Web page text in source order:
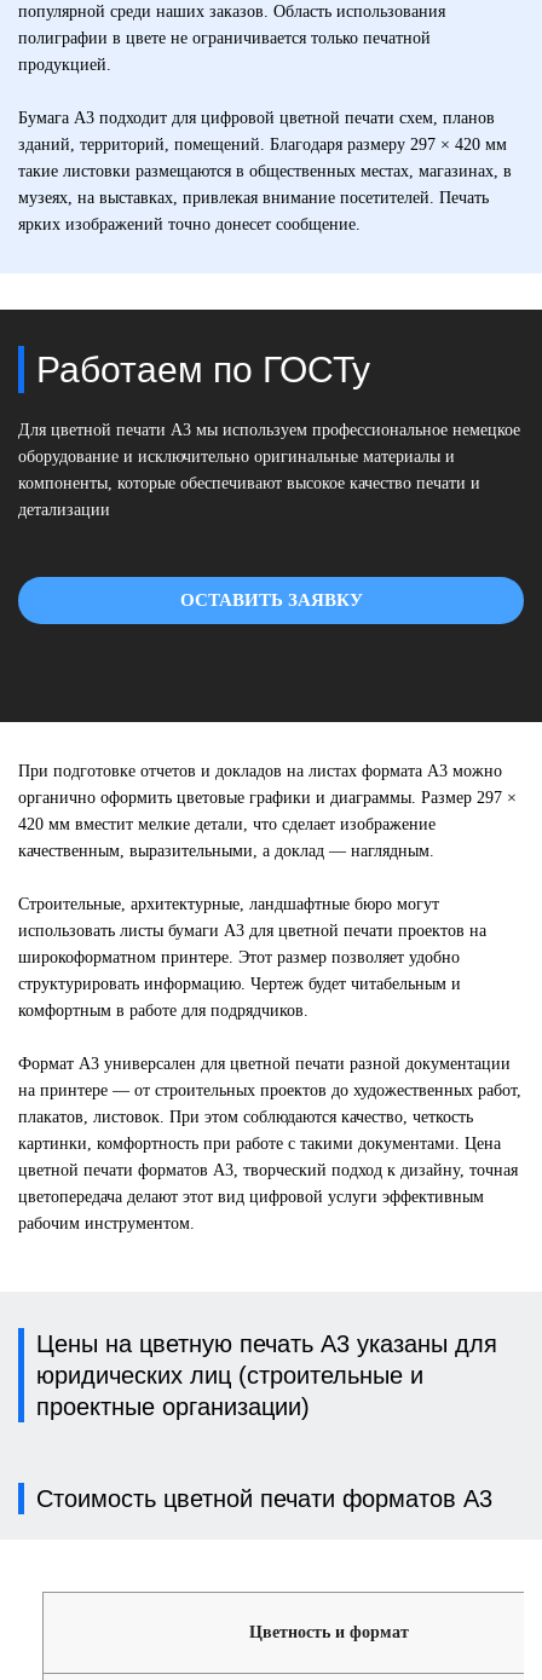
популярной среди наших заказов. Область использования
полиграфии в цвете не ограничивается только печатной
продукцией.
Бумага А3 подходит для цифровой цветной печати схем, планов
зданий, территорий, помещений. Благодаря размеру 297 × 420 мм
такие листовки размещаются в общественных местах, магазинах, в
музеях, на выставках, привлекая внимание посетителей. Печать
ярких изображений точно донесет сообщение.
Работаем по ГОСТу
Для цветной печати А3 мы используем профессиональное немецкое
оборудование и исключительно оригинальные материалы и
компоненты, которые обеспечивают высокое качество печати и
детализации
ОСТАВИТЬ ЗАЯВКУ
При подготовке отчетов и докладов на листах формата А3 можно
органично оформить цветовые графики и диаграммы. Размер 297 ×
420 мм вместит мелкие детали, что сделает изображение
качественным, выразительными, а доклад — наглядным.
Строительные, архитектурные, ландшафтные бюро могут
использовать листы бумаги А3 для цветной печати проектов на
широкоформатном принтере. Этот размер позволяет удобно
структурировать информацию. Чертеж будет читабельным и
комфортным в работе для подрядчиков.
Формат А3 универсален для цветной печати разной документации
на принтере — от строительных проектов до художественных работ,
плакатов, листовок. При этом соблюдаются качество, четкость
картинки, комфортность при работе с такими документами. Цена
цветной печати форматов А3, творческий подход к дизайну, точная
цветопередача делают этот вид цифровой услуги эффективным
рабочим инструментом.
Цены на цветную печать А3 указаны для
юридических лиц (строительные и
проектные организации)
Стоимость цветной печати форматов А3
Цветность и формат